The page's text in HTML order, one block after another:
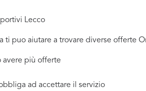
Lecco
ti puo aiutare a trovare diverse offerte
avere più offerte
ad accettare il servizio